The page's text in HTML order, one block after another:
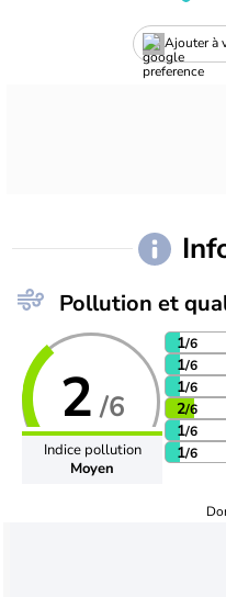
Ajouter à
Pollution et
2 /6
Indice pollution
Moyen
1/6
1/6
1/6
2/6
1/6
1/6